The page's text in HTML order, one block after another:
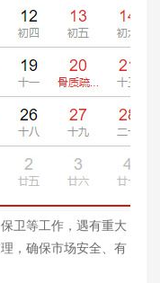
卫等工作，遇有重大
，确保市场安全、有